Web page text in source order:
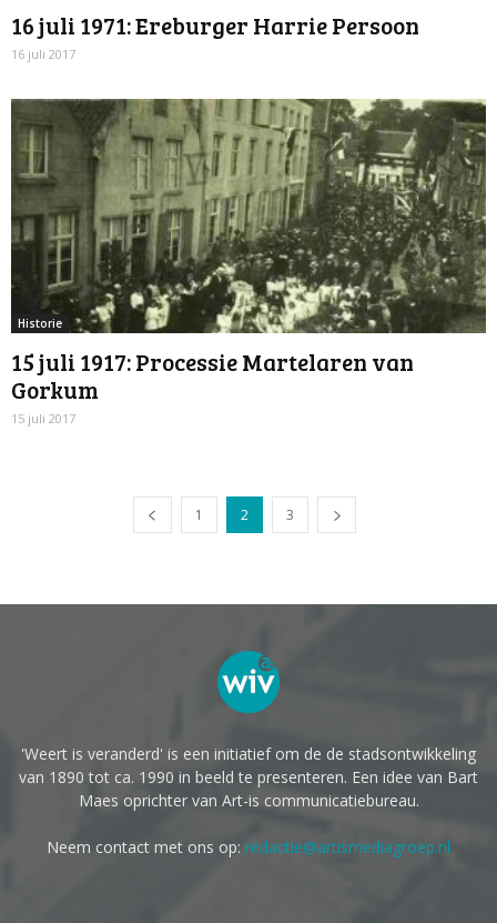
16 juli 1971: Ereburger Harrie Persoon
16 juli 2017
Historie
15 juli 1917: Processie Martelaren van
Gorkum
15 juli 2017
1 2 3
'Weert is veranderd' is een initiatief om de de stadsontwikkeling
van 1890 tot ca. 1990 in beeld te presenteren. Een idee van Bart
Maes oprichter van Art-is communicatiebureau.
Neem contact met ons op: redactie@artismediagroep.nl